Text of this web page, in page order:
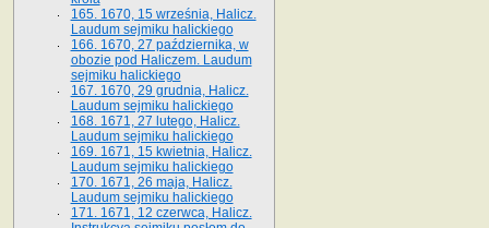
165. 1670, 15 września, Halicz.
Laudum sejmiku halickiego
166. 1670, 27 października, w
obozie pod Haliczem. Laudum
sejmiku halickiego
167. 1670, 29 grudnia, Halicz.
Laudum sejmiku halickiego
168. 1671, 27 lutego, Halicz.
Laudum sejmiku halickiego
169. 1671, 15 kwietnia, Halicz.
Laudum sejmiku halickiego
170. 1671, 26 maja, Halicz.
Laudum sejmiku halickiego
171. 1671, 12 czerwca, Halicz.